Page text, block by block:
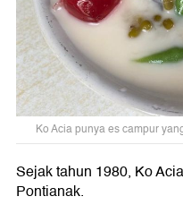
Ko Acia punya es campur
Sejak tahun 1980, Ko
Pontianak.